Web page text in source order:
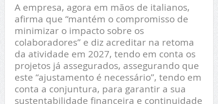
A empresa, agora em mãos de italianos,
afirma que “mantém o compromisso de
minimizar o impacto sobre os
colaboradores” e diz acreditar na retoma
da atividade em 2027, tendo em conta os
projetos já assegurados, assegurando que
este “ajustamento é necessário”, tendo em
conta a conjuntura, para garantir a sua
sustentabilidade financeira e continuidade